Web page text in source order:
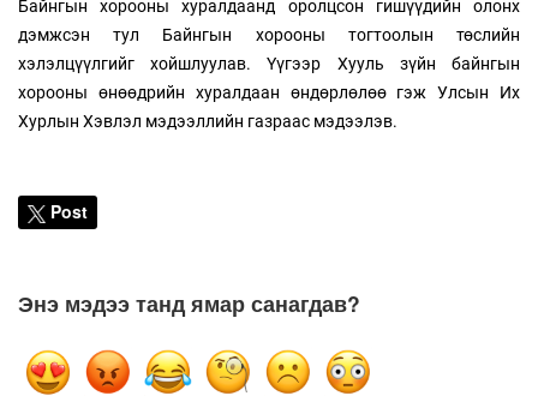
Байнгын хорооны хуралдаанд оролцсон гишүүдийн олонх
дэмжсэн тул Байнгын хорооны тогтоолын төслийн
хэлэлцүүлгийг хойшлуулав. Үүгээр Хууль зүйн байнгын
хорооны өнөөдрийн хуралдаан өндөрлөлөө гэж Улсын Их
Хурлын Хэвлэл мэдээллийн газраас мэдээлэв.
Post
Энэ мэдээ танд ямар санагдав?